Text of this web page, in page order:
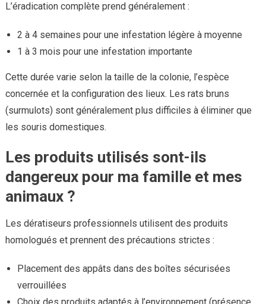
L’éradication complète prend généralement :
2 à 4 semaines pour une infestation légère à moyenne
1 à 3 mois pour une infestation importante
Cette durée varie selon la taille de la colonie, l’espèce
concernée et la configuration des lieux. Les rats bruns
(surmulots) sont généralement plus difficiles à éliminer que
les souris domestiques.
Les produits utilisés sont-ils
dangereux pour ma famille et mes
animaux ?
Les dératiseurs professionnels utilisent des produits
homologués et prennent des précautions strictes :
Placement des appâts dans des boîtes sécurisées
verrouillées